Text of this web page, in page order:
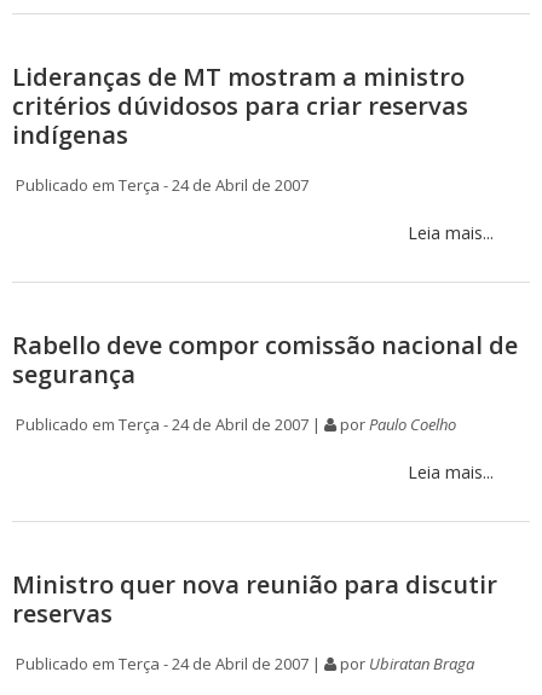
Lideranças de MT mostram a ministro
critérios dúvidosos para criar reservas
indígenas
Publicado em Terça - 24 de Abril de 2007
Leia mais...
Rabello deve compor comissão nacional de
segurança
Publicado em Terça - 24 de Abril de 2007 | porPaulo Coelho
Leia mais...
Ministro quer nova reunião para discutir
reservas
Publicado em Terça - 24 de Abril de 2007 | por Ubiratan Braga